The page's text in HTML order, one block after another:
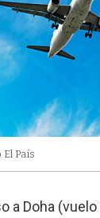
País
a Doha